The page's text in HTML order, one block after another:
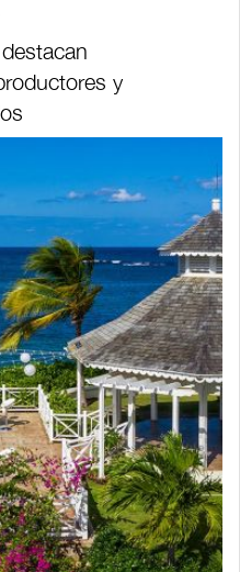
y